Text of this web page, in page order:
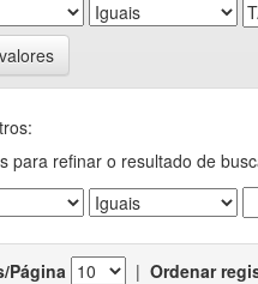
para refinar o resultado de
Página | Ordenar